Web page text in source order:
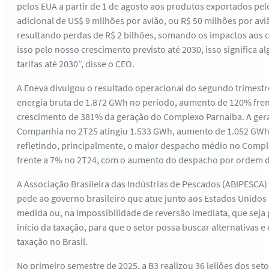
pelos EUA a partir de 1 de agosto aos produtos exportados
adicional de US$ 9 milhões por avião, ou R$ 50 milhões por
resultando perdas de R$ 2 bilhões, somando os impactos aos
isso pelo nosso crescimento previsto até 2030, isso significa
tarifas até 2030”, disse o CEO.
A Eneva divulgou o resultado operacional do segundo
energia bruta de 1.872 GWh no período, aumento de 120%
crescimento de 381% da geração do Complexo Parnaíba. A
Companhia no 2T25 atingiu 1.533 GWh, aumento de 1.052
refletindo, principalmente, o maior despacho médio no
frente a 7% no 2T24, com o aumento do despacho por ordem
A Associação Brasileira das Indústrias de Pescados
pede ao governo brasileiro que atue junto aos Estados
medida ou, na impossibilidade de reversão imediata, que
início da taxação, para que o setor possa buscar alternativas
taxação no Brasil.
No primeiro semestre de 2025, a B3 realizou 36 leilões dos